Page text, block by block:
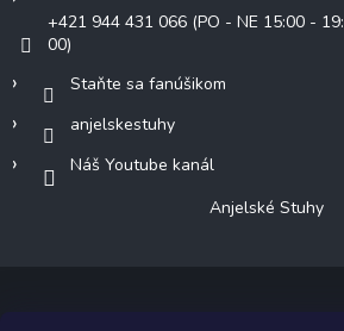
+421 944 431 066 (PO - NE 15:00 - 19:
00)
Staňte sa fanúšikom
anjelskestuhy
Náš Youtube kanál
Anjelské Stuhy